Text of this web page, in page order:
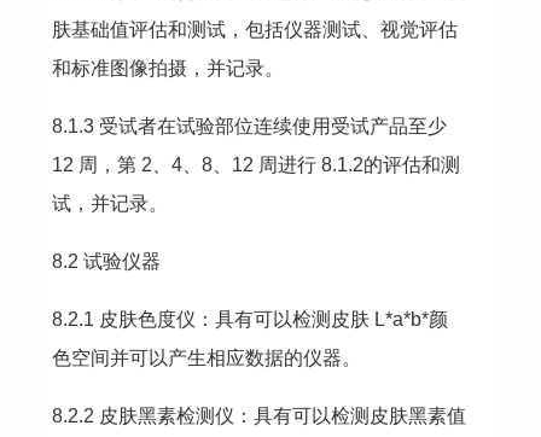
肤基础值评估和测试，包括仪器测试、视觉评估
和标准图像拍摄，并记录。
8.1.3 受试者在试验部位连续使用受试产品至少
12 周，第 2、4、8、12 周进行 8.1.2的评估和测
试，并记录。
8.2 试验仪器
8.2.1 皮肤色度仪：具有可以检测皮肤 L*a*b*颜
色空间并可以产生相应数据的仪器。
8.2.2 皮肤黑素检测仪：具有可以检测皮肤黑素值